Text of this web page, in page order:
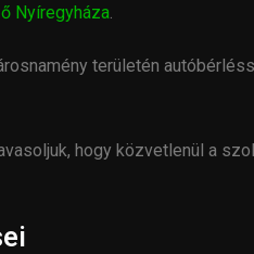
Nyíregyháza.
területén
hogy közvetlenül a